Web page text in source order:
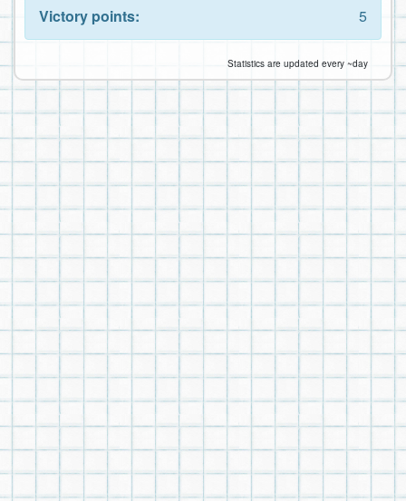
Victory points:
5
Statistics are updated every ~day